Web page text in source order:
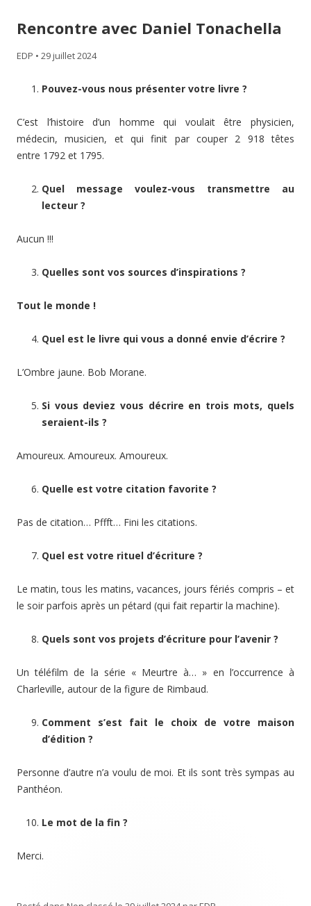
Rencontre avec Daniel Tonachella
EDP • 29 juillet 2024
Pouvez-vous nous présenter votre livre ?
C’est l’histoire d’un homme qui voulait être physicien,
médecin, musicien, et qui finit par couper 2 918 têtes
entre 1792 et 1795.
Quel message voulez-vous transmettre au
lecteur ?
Aucun !!!
Quelles sont vos sources d’inspirations ?
Tout le monde !
Quel est le livre qui vous a donné envie d’écrire ?
L’Ombre jaune. Bob Morane.
Si vous deviez vous décrire en trois mots, quels
seraient-ils ?
Amoureux. Amoureux. Amoureux.
Quelle est votre citation favorite ?
Pas de citation… Pffft… Fini les citations.
Quel est votre rituel d’écriture ?
Le matin, tous les matins, vacances, jours fériés compris – et
le soir parfois après un pétard (qui fait repartir la machine).
Quels sont vos projets d’écriture pour l’avenir ?
Un téléfilm de la série « Meurtre à… » en l’occurrence à
Charleville, autour de la figure de Rimbaud.
Comment s’est fait le choix de votre maison
d’édition ?
Personne d’autre n’a voulu de moi. Et ils sont très sympas au
Panthéon.
Le mot de la fin ?
Merci.